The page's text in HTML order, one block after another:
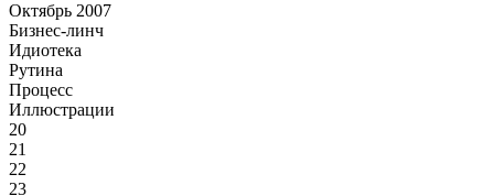
Октябрь 2007
Бизнес-линч
Идиотека
Рутина
Процесс
Иллюстрации
20
21
22
23